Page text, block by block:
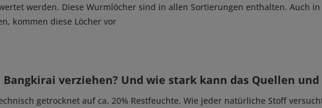
werden. Diese Wurmlöcher sind in allen Sortierungen enthalten. Auch
kommen diese Löcher vor
Bangkirai verziehen? Und wie stark kann das Quellen und
getrocknet auf ca. 20% Restfeuchte. Wie jeder natürliche Stoff